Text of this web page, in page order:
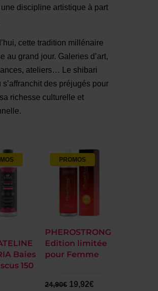
discipline artistique à part
cette tradition millénaire
au grand jour. Galeries d’art,
ateliers… Le shibari
s’affranchit des préjugés pour
richesse culturelle et
Baies
150
PROMOS
PHEROSTRONG
Edition limitée
pour Femme
24,90€ 19,92€